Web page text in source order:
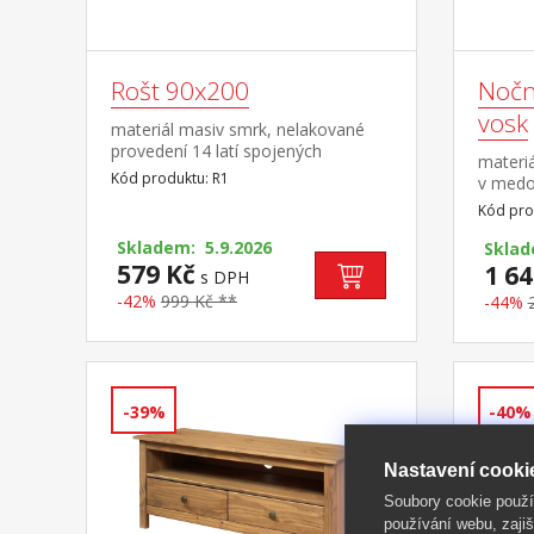
Rošt 90x200
materiál masiv smrk, nelakované
provedení 14 latí spojených
textilním tkalounem
Kód produktu: R1
Skladem: 5.9.2026
579 Kč s DPH
-42% 999 Kč **
vosk
v
v
Kód
1
-44%
-39% -40%
Nastavení
Soubory cookie
používání webu,